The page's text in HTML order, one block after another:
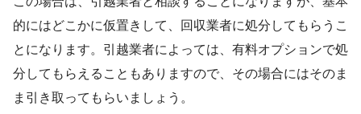
的にはどこかに仮置きして、回収業者に処分してもらうこ
とになります。引越業者によっては、有料オプションで処
分してもらえることもありますので、その場合にはそのま
ま引き取ってもらいましょう。